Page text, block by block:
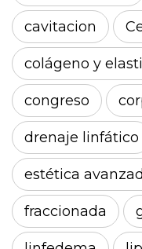
cavitacion
colágeno y
congreso
drenaje linfático
estética
fraccionada